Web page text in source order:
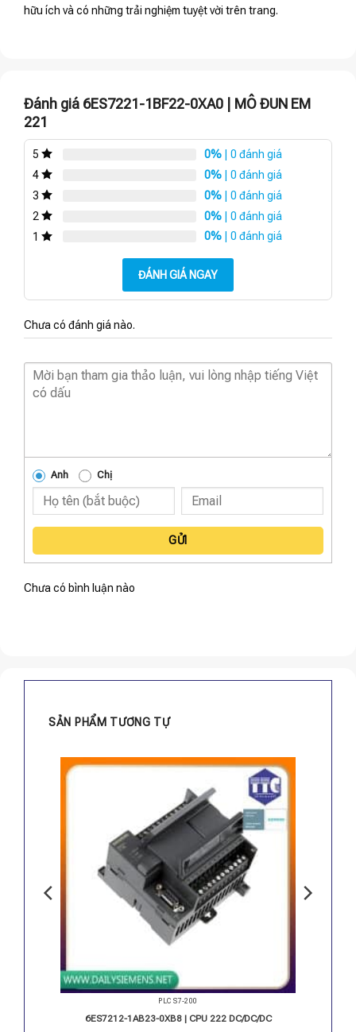
hữu ích và có những trải nghiệm tuyệt vời trên trang.
Đánh giá 6ES7221-1BF22-0XA0 | MÔ ĐUN EM
221
5 0% | 0 đánh giá
4
0% | 0 đánh giá
3
0% | 0 đánh giá
2
0% | 0 đánh giá
1
0% | 0 đánh giá
ĐÁNH GIÁ NGAY
Chưa có đánh giá nào.
Anh Chị
GỬI
Chưa có bình luận nào
SẢN PHẨM TƯƠNG TỰ
PLC S7-200
6ES7212-1AB23-0XB8 | CPU 222 DC/DC/DC